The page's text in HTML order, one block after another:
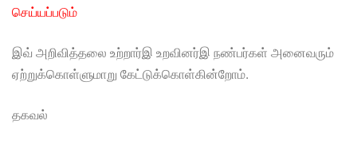
செய்யப்படும்
இவ் அறிவித்தலை உற்றார்இ உறவினர்இ நண்பர்கள் அனைவரும்
ஏற்றுக்கொள்ளுமாறு கேட்டுக்கொள்கின்றோம்.
தகவல்